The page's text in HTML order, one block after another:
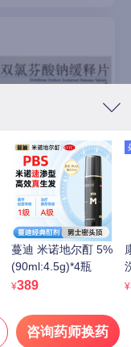
咨询药师换药
蔓迪 米诺地尔酊 5%
(90ml:4.5g)*4瓶
¥389 ¥
氯芬酸钠缓释片
片